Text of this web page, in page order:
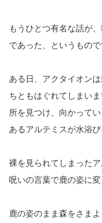
もうひとつ有名な話が
であった、というもので
ある日、アクタイオン
ちともはぐれてしまい
所を見つけ、向かって
あるアルテミスが水浴び
裸を見られてしまった
呪いの言葉で鹿の姿に変
鹿の姿のまま森をさま